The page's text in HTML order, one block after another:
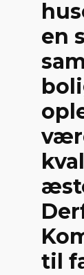
en
til